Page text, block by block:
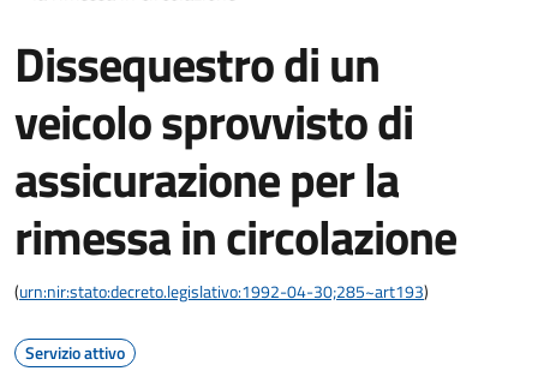
Dissequestro di un
veicolo sprovvisto di
assicurazione per la
rimessa in circolazione
(urn:nir:stato:decreto.legislativo:1992-04-30;285~art193)
Servizio attivo